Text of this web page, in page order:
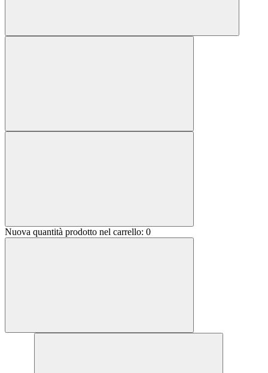
Nuova quantità prodotto nel carrello: 0